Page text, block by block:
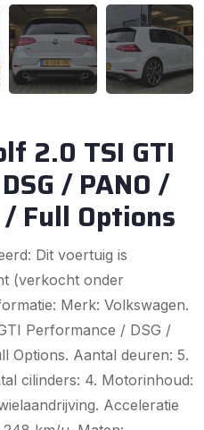
2.0 TSI GTI
/ PANO /
Full Options
Dit voertuig is
(verkocht onder
Merk: Volkswagen.
Performance / DSG /
Options. Aantal deuren: 5.
cilinders: 4. Motorinhoud:
Acceleratie